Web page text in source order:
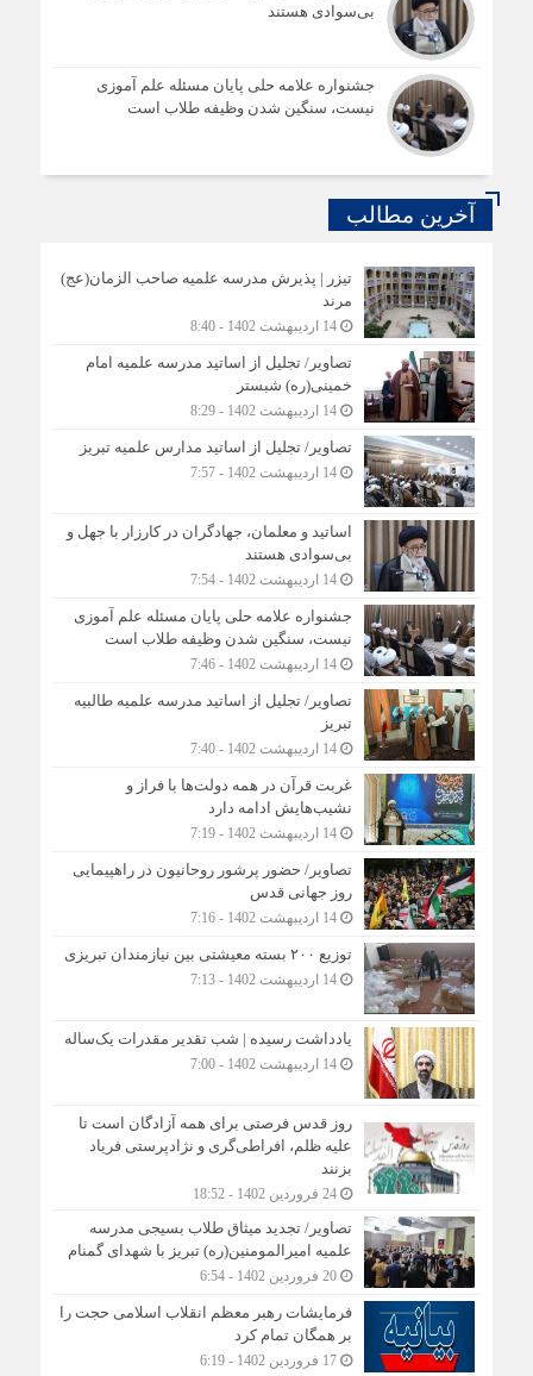
بی‌سوادی هستند
جشنواره علامه حلی پایان مسئله علم آموزی
نیست، سنگین شدن وظیفه طلاب است
آخرین مطالب
تیزر | پذیرش مدرسه علمیه صاحب الزمان(عج)
مرند
14 اردیبهشت 1402 - 8:40
تصاویر/ تجلیل از اساتید مدرسه علمیه امام
خمینی(ره) شبستر
14 اردیبهشت 1402 - 8:29
تصاویر/ تجلیل از اساتید مدارس علمیه تبریز
14 اردیبهشت 1402 - 7:57
اساتید و معلمان، جهادگران در کارزار با جهل و
بی‌سوادی هستند
14 اردیبهشت 1402 - 7:54
جشنواره علامه حلی پایان مسئله علم آموزی
نیست، سنگین شدن وظیفه طلاب است
14 اردیبهشت 1402 - 7:46
تصاویر/ تجلیل از اساتید مدرسه علمیه طالبیه
تبریز
14 اردیبهشت 1402 - 7:40
غربت قرآن در همه دولت‌ها با فراز و
نشیب‌هایش ادامه دارد
14 اردیبهشت 1402 - 7:19
تصاویر/ حضور پرشور روحانیون در راهپیمایی
روز جهانی قدس
14 اردیبهشت 1402 - 7:16
توزیع ۲۰۰ بسته معیشتی بین نیازمندان تبریزی
14 اردیبهشت 1402 - 7:13
یادداشت رسیده | شب تقدیر مقدرات یک‌ساله
14 اردیبهشت 1402 - 7:00
روز قدس فرصتی برای همه آزادگان است تا
علیه ظلم، افراطی‌گری و نژادپرستی فریاد
بزنند
24 فروردین 1402 - 18:52
تصاویر/ تجدید میثاق طلاب بسیجی مدرسه
علمیه امیرالمومنین(ره) تبریز با شهدای گمنام
20 فروردین 1402 - 6:54
فرمایشات رهبر معظم انقلاب اسلامی حجت را
بر همگان تمام کرد
17 فروردین 1402 - 6:19